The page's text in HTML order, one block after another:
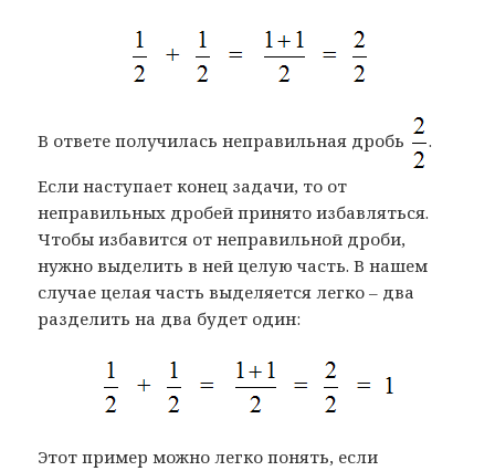
В ответе получилась неправильная дробь .
Если наступает конец задачи, то от
неправильных дробей принято избавляться.
Чтобы избавится от неправильной дроби,
нужно выделить в ней целую часть. В нашем
случае целая часть выделяется легко – два
разделить на два будет один:
Этот пример можно легко понять, если